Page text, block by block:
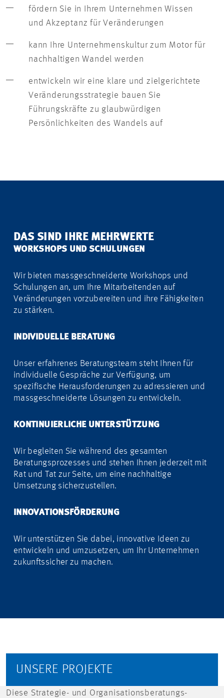
fördern Sie in Ihrem Unternehmen Wissen
und Akzeptanz für Veränderungen
kann Ihre Unternehmenskultur zum Motor für
nachhaltigen Wandel werden
entwickeln wir eine klare und zielgerichtete
Veränderungsstrategie bauen Sie
Führungskräfte zu glaubwürdigen
Persönlichkeiten des Wandels auf
DAS SIND IHRE MEHRWERTE
WORKSHOPS UND SCHULUNGEN
Wir bieten massgeschneiderte Workshops und
Schulungen an, um Ihre Mitarbeitenden auf
Veränderungen vorzubereiten und ihre Fähigkeiten
zu stärken.
INDIVIDUELLE BERATUNG
Unser erfahrenes Beratungsteam steht Ihnen für
individuelle Gespräche zur Verfügung, um
spezifische Herausforderungen zu adressieren und
massgeschneiderte Lösungen zu entwickeln.
KONTINUIERLICHE UNTERSTÜTZUNG
Wir begleiten Sie während des gesamten
Beratungsprozesses und stehen Ihnen jederzeit mit
Rat und Tat zur Seite, um eine nachhaltige
Umsetzung sicherzustellen.
INNOVATIONSFÖRDERUNG
Wir unterstützen Sie dabei, innovative Ideen zu
entwickeln und umzusetzen, um Ihr Unternehmen
zukunftssicher zu machen.
UNSERE PROJEKTE
Diese Strategie- und Organisationsberatungs-